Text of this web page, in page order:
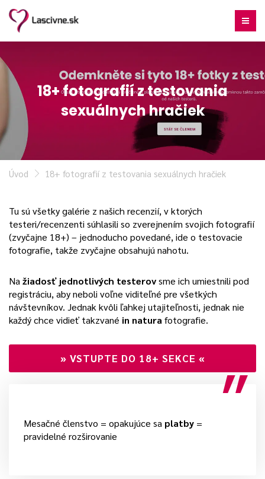
18+ fotografií z testovania
sexuálnych hračiek
Úvod 18+ fotografií z testovania sexuálnych hračiek
Tu sú všetky galérie z našich recenzií, v ktorých
testeri/recenzenti súhlasili so zverejnením svojich fotografií
(zvyčajne 18+) – jednoducho povedané, ide o testovacie
fotografie, takže zvyčajne obsahujú nahotu.
Na žiadosť jednotlivých testerovsme ich umiestnili pod
registráciu, aby neboli voľne viditeľné pre všetkých
návštevníkov. Jednak kvôli ľahkej utajiteľnosti, jednak nie
každý chce vidieť takzvané in natura fotografie.
» VSTUPTE DO 18+ SEKCE «
Mesačné členstvo = opakujúce sa platby =
pravidelné rozširovanie